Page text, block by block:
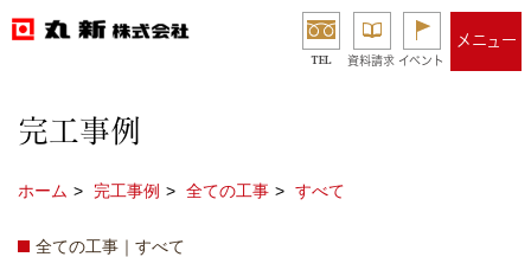
TEL 資料請求 イベント
メニュー
完工事例
ホーム 完工事例 全ての工事 すべて
全ての工事｜すべて